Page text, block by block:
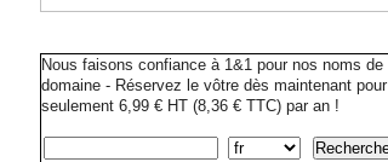
Nous faisons confiance à 1&1 pour nos noms de
domaine - Réservez le vôtre dès maintenant pour
seulement 6,99 € HT (8,36 € TTC) par an !